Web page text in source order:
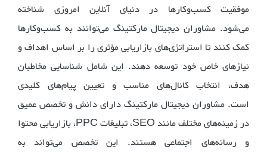
موفقیت کسب‌وکارها در دنیای آنلاین امروزی شناخته
می‌شود. مشاوران دیجیتال مارکتینگ می‌توانند به کسب‌وکارها
کمک کنند تا استراتژی‌های بازاریابی مؤثری را بر اساس اهداف و
نیازهای خاص خود توسعه دهند. این شامل شناسایی مخاطبان
هدف، انتخاب کانال‌های مناسب و تعیین پیام‌های کلیدی
است. مشاوران دیجیتال مارکتینگ دارای دانش و تخصص عمیق
در زمینه‌های مختلف مانند SEO، تبلیغات PPC، بازاریابی محتوا
و رسانه‌های اجتماعی هستند. این تخصص می‌تواند به